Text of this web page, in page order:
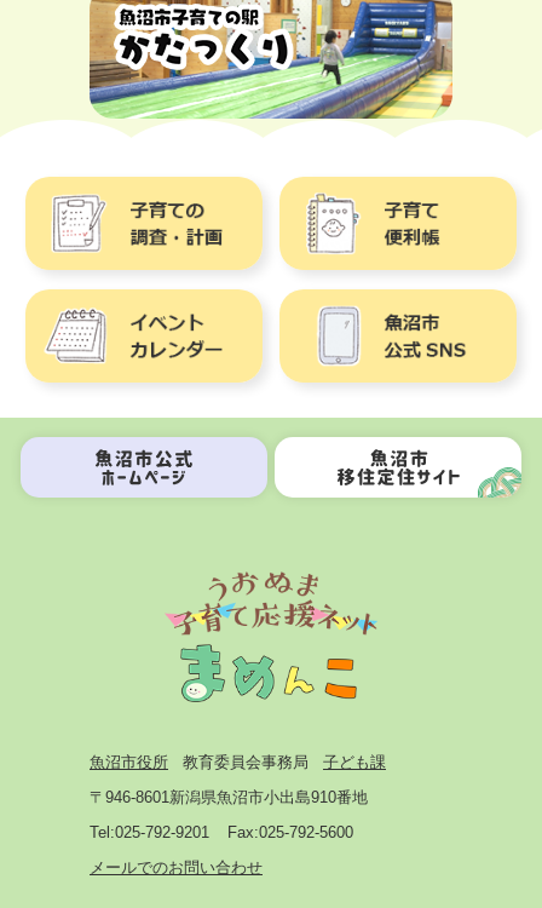
魚沼市役所 教育委員会事務局
子ども課
〒946-8601 新潟県魚沼市小出島910番地
Tel:025-792-9201
Fax:025-792-5600
メールでのお問い合わせ